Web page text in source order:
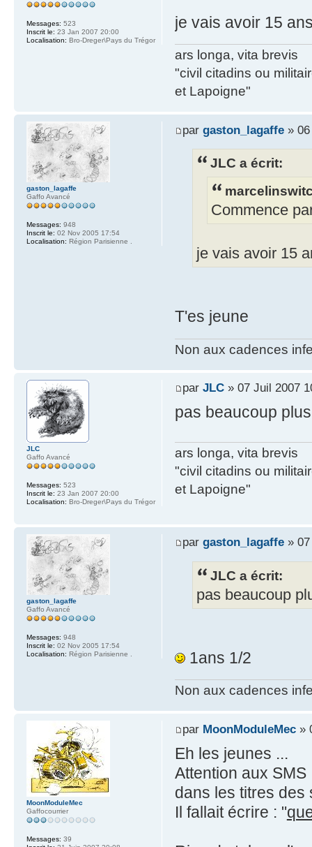
je vais avoir 15
ars longa, vita brevis
"civil citadins ou
et Lapoigne"
Messages: 523
Inscrit le: 23 Jan 2007 20:00
Localisation: Bro-Dreger\Pays du Trégor
par gaston_lagaffe» 06
JLC a écrit:
Commence
je vais avoir 15
T'es jeune
Non aux cadences
gaston_lagaffe
Gaffo Avancé
Messages: 948
Inscrit le: 02 Nov 2005 17:54
Localisation: Région Parisienne .
par JLC» 07 Juil 2007
pas beaucoup
ars longa, vita brevis
"civil citadins ou
et Lapoigne"
JLC
Gaffo Avancé
Messages: 523
Inscrit le: 23 Jan 2007 20:00
Localisation: Bro-Dreger\Pays du Trégor
par gaston_lagaffe» 07
JLC a écrit:
pas beaucoup
1ans 1/2
Non aux cadences
gaston_lagaffe
Gaffo Avancé
Messages: 948
Inscrit le: 02 Nov 2005 17:54
Localisation: Région Parisienne .
par MoonModuleMec»
Eh les jeunes ...
Attention aux
dans les titres
Il fallait écrire : "
MoonModuleMec
Gaffocourrier
Messages: 39